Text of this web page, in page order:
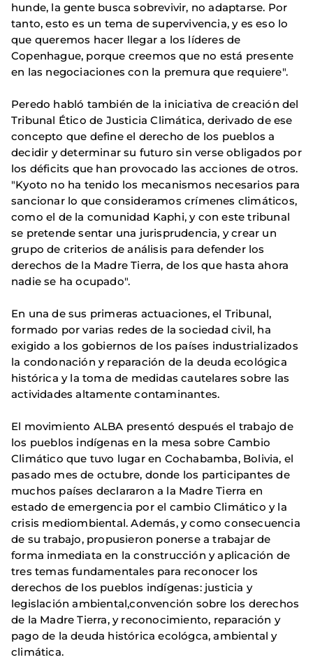
hunde, la gente busca sobrevivir, no adaptarse. Por
tanto, esto es un tema de supervivencia, y es eso lo
que queremos hacer llegar a los líderes de
Copenhague, porque creemos que no está presente
en las negociaciones con la premura que requiere".
Peredo habló también de la iniciativa de creación del
Tribunal Ético de Justicia Climática, derivado de ese
concepto que define el derecho de los pueblos a
decidir y determinar su futuro sin verse obligados por
los déficits que han provocado las acciones de otros.
"Kyoto no ha tenido los mecanismos necesarios para
sancionar lo que consideramos crímenes climáticos,
como el de la comunidad Kaphi, y con este tribunal
se pretende sentar una jurisprudencia, y crear un
grupo de criterios de análisis para defender los
derechos de la Madre Tierra, de los que hasta ahora
nadie se ha ocupado".
En una de sus primeras actuaciones, el Tribunal,
formado por varias redes de la sociedad civil, ha
exigido a los gobiernos de los países industrializados
la condonación y reparación de la deuda ecológica
histórica y la toma de medidas cautelares sobre las
actividades altamente contaminantes.
El movimiento ALBA presentó después el trabajo de
los pueblos indígenas en la mesa sobre Cambio
Climático que tuvo lugar en Cochabamba, Bolivia, el
pasado mes de octubre, donde los participantes de
muchos países declararon a la Madre Tierra en
estado de emergencia por el cambio Climático y la
crisis mediombiental. Además, y como consecuencia
de su trabajo, propusieron ponerse a trabajar de
forma inmediata en la construcción y aplicación de
tres temas fundamentales para reconocer los
derechos de los pueblos indígenas: justicia y
legislación ambiental,convención sobre los derechos
de la Madre Tierra, y reconocimiento, reparación y
pago de la deuda histórica ecológca, ambiental y
climática.